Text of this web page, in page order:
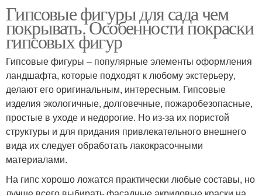
Гипсовые фигуры для сада чем
покрывать. Особенности покраски
гипсовых фигур
Гипсовые фигуры – популярные элементы оформления
ландшафта, которые подходят к любому экстерьеру,
делают его оригинальным, интересным. Гипсовые
изделия экологичные, долговечные, пожаробезопасные,
простые в уходе и недорогие. Но из-за их пористой
структуры и для придания привлекательного внешнего
вида их следует обработать лакокрасочными
материалами.
На гипс хорошо ложатся практически любые составы, но